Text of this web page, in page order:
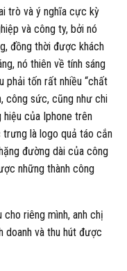
trò và ý nghĩa cực kỳ
và công ty, bởi nó
đồng thời được khách
nó thiên về tính sáng
phải tốn rất nhiều “chất
công sức, cũng như chi
hiệu của Iphone trên
là logo quả táo cắn
đường dài của công
những thành công
riêng mình, anh chị
doanh và thu hút được